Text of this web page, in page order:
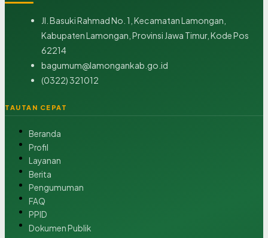
Jl. Basuki Rahmad No. 1, Kecamatan Lamongan,
Kabupaten Lamongan, Provinsi Jawa Timur, Kode Pos
62214
bagumum@lamongankab.go.id
(0322) 321012
TAUTAN CEPAT
Beranda
Profil
Layanan
Berita
Pengumuman
FAQ
PPID
Dokumen Publik